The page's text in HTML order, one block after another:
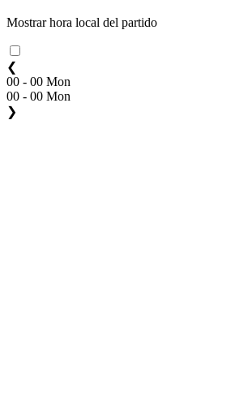
Mostrar hora local del partido
❮
00 - 00 Mon
00 - 00 Mon
❯